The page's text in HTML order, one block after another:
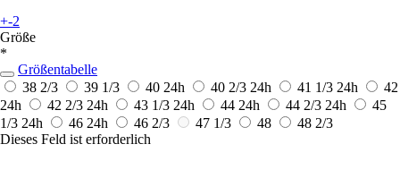
+-2
Größe
*
Größentabelle
38 2/3
39 1/3 40 24h 40 2/3 24h 41 1/3 24h
42
24h
42 2/3 24h 43 1/3 24h 44 24h 44 2/3 24h
45
1/3 24h 46 24h 46 2/3 47 1/3 48
48 2/3
Dieses Feld ist erforderlich